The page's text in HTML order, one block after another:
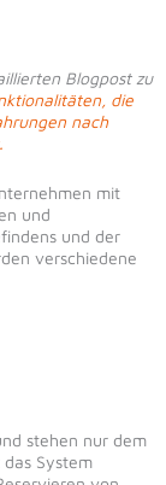
Blogpost zu
die
nach
mit
und
und der
verschiedene
stehen nur dem
System